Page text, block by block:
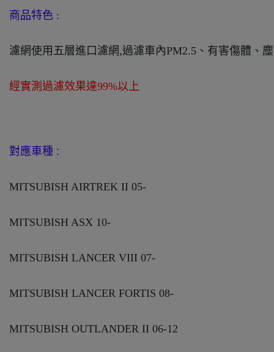
商品特色 :
濾網使用五層進口濾網,過濾車內PM2.5、有害傷體、
經實測過濾效果達99%以上
對應車種 :
MITSUBISH AIRTREK II 05-
MITSUBISH ASX 10-
MITSUBISH LANCER VIII 07-
MITSUBISH LANCER FORTIS 08-
MITSUBISH OUTLANDER II 06-12